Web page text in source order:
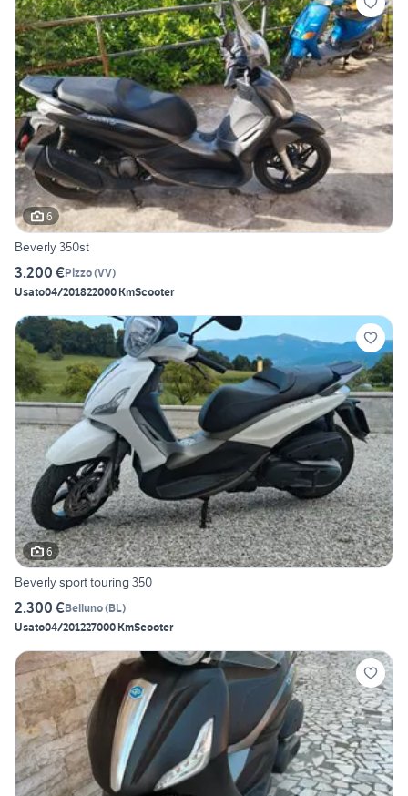
6
Beverly 350st
3.200 €Pizzo(VV)
Usato04/201822000 KmScooter
6
Beverly sport touring 350
2.300 €Belluno(BL)
Usato04/201227000 KmScooter